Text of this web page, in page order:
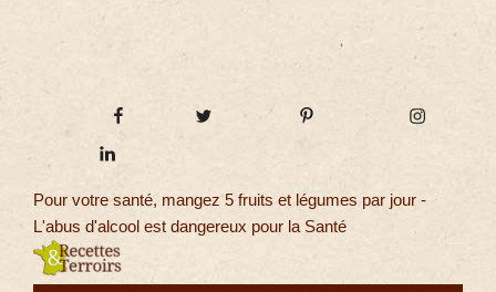
Pour votre santé, mangez 5 fruits et légumes par jour -
L'abus d'alcool est dangereux pour la Santé